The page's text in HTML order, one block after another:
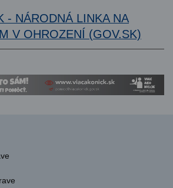
- NÁRODNÁ LINKA NA
V OHROZENÍ (GOV.SK)